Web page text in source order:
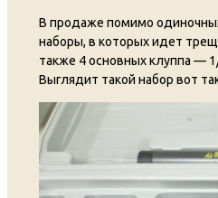
В продаже помимо
наборы, в которых идет
также 4 основных клуппа — 1/
Выглядит такой набор вот